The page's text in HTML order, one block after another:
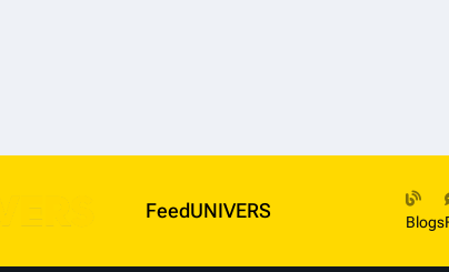
FeedUNIVERS Blogs